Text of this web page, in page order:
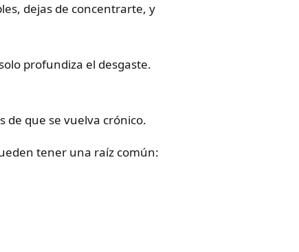
dejas de concentrarte, y
profundiza el desgaste.
de que se vuelva crónico.
tener una raíz común: